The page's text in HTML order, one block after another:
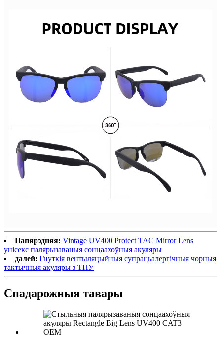
Папярэдняя: Vintage UV400 Protect TAC Mirror Lens
унісекс палярызаваныя сонцаахоўныя акуляры
далей: Гнуткія вентыляцыйныя супрацьалергічныя чорныя
тактычныя акуляры з ТПУ
Спадарожныя тавары